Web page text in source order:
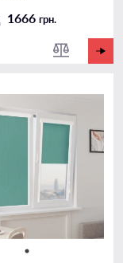
1666 грн.